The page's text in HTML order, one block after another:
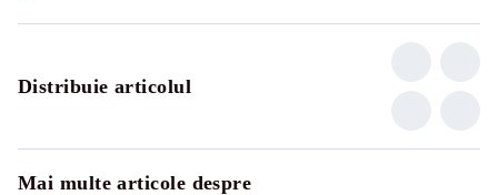
Distribuie articolul
Mai multe articole despre